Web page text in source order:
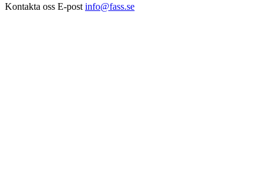
Kontakta oss E-post info@fass.se